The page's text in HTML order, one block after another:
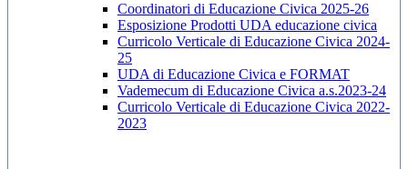
Coordinatori di Educazione Civica 2025-26
Esposizione Prodotti UDA educazione civica
Curricolo Verticale di Educazione Civica 2024-
25
UDA di Educazione Civica e FORMAT
Vademecum di Educazione Civica a.s.2023-24
Curricolo Verticale di Educazione Civica 2022-
2023